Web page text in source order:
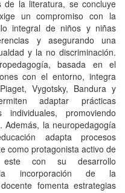
de la literatura, se concluye
un compromiso con la
integral de niños y niñas
y asegurando una
y la no discriminación.
basada en el
con el entorno, integra
Vygotsky, Bandura y
adaptar prácticas
promoviendo
Además, la neuropedagogía
adapta procesos
como protagonista activo de
con su desarrollo
la incorporación de la
fomenta estrategias